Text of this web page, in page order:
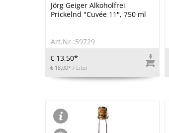
Jörg Geiger Alkoholfrei
Prickelnd "Cuvée 11", 750 ml
Art.Nr.:59729
€ 13,50*
€ 18,00* / Liter